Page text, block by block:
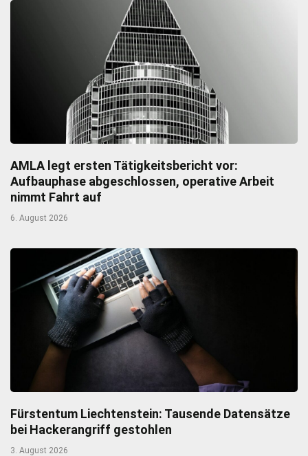
AMLA legt ersten Tätigkeitsbericht vor:
Aufbauphase abgeschlossen, operative Arbeit
nimmt Fahrt auf
6. August 2026
Fürstentum Liechtenstein: Tausende Datensätze
bei Hackerangriff gestohlen
3. August 2026